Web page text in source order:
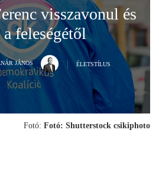
visszavonul és
feleségétől
JÁNOS ÉLETSTÍLUS
Fotó: Fotó: Shutterstock csikiphoto